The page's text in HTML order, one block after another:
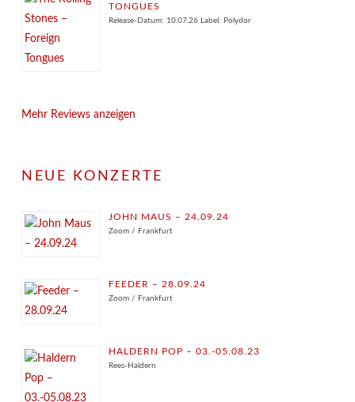
TONGUES
Release-Datum: 10.07.26 Label: Polydor
Mehr Reviews anzeigen
NEUE KONZERTE
JOHN MAUS – 24.09.24
Zoom / Frankfurt
FEEDER – 28.09.24
Zoom / Frankfurt
HALDERN POP – 03.-05.08.23
Rees-Haldern